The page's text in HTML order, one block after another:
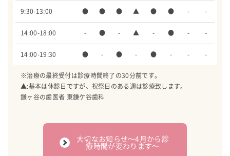
9:30-13:00 ● ● ● ▲ ● ● - -
14:00-18:00 - ● - ▲ - ● - -
14:00-19:30 ● - ● - ● - - -
※治療の最終受付は診療時間終了の30分前です。
▲:基本は休診日ですが、祝祭日のある週は診療致します。
鎌ヶ谷の歯医者 東鎌ケ谷歯科
大切なお知らせ〜4月から診
療時間が変わります〜